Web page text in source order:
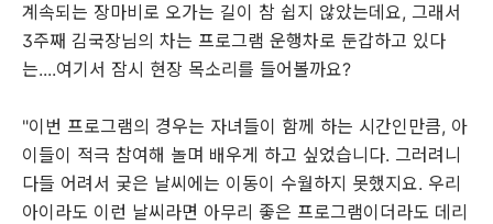
계속되는 장마비로 오가는 길이 참 쉽지 않았는데요, 그래서
3주째 김국장님의 차는 프로그램 운행차로 둔갑하고 있다
는....여기서 잠시 현장 목소리를 들어볼까요?
"이번 프로그램의 경우는 자녀들이 함께 하는 시간인만큼, 아
이들이 적극 참여해 놀며 배우게 하고 싶었습니다. 그러려니
다들 어려서 궂은 날씨에는 이동이 수월하지 못했지요. 우리
아이라도 이런 날씨라면 아무리 좋은 프로그램이더라도 데리